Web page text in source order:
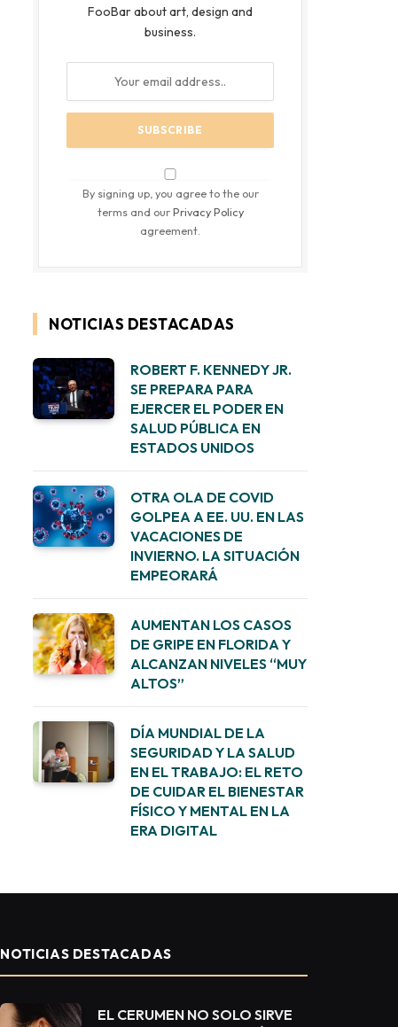
FooBar about art, design and
business.
By signing up, you agree to the our
terms and ourPrivacy Policy
agreement.
NOTICIAS DESTACADAS
ROBERT F. KENNEDY JR.
SE PREPARA PARA
EJERCER EL PODER EN
SALUD PÚBLICA EN
ESTADOS UNIDOS
OTRA OLA DE COVID
GOLPEA A EE. UU. EN LAS
VACACIONES DE
INVIERNO. LA SITUACIÓN
EMPEORARÁ
AUMENTAN LOS CASOS
DE GRIPE EN FLORIDA Y
ALCANZAN NIVELES “MUY
ALTOS”
DÍA MUNDIAL DE LA
SEGURIDAD Y LA SALUD
EN EL TRABAJO: EL RETO
DE CUIDAR EL BIENESTAR
FÍSICO Y MENTAL EN LA
ERA DIGITAL
NOTICIAS DESTACADAS
EL CERUMEN NO SOLO SIRVE